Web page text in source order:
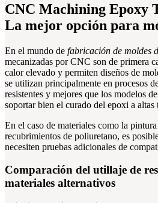
CNC Machining Epoxy
La mejor opción para
En el mundo de fabricación de moldes
mecanizadas por CNC son de primera
calor elevado y permiten diseños de
se utilizan principalmente en procesos
resistentes y mejores que los modelos
soportar bien el curado del epoxi a altas
En el caso de materiales como la
recubrimientos de poliuretano, es
necesiten pruebas adicionales de
Comparación del utillaje de
materiales alternativos